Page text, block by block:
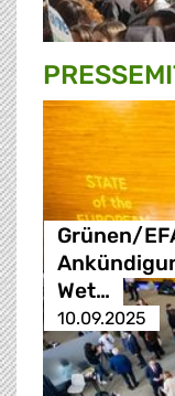
Grünen/
Wet…
10.09.2025